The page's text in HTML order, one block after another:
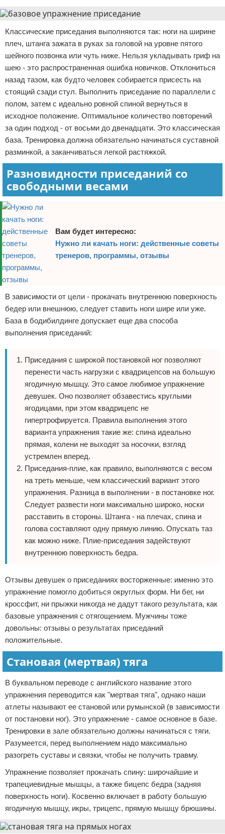
Классические приседания выполняются так: ноги на ширине
плеч, штанга зажата в руках за головой на уровне пятого
шейного позвонка или чуть ниже. Нельзя укладывать гриф на
шею - это распространенная ошибка новичков. Отклониться
назад тазом, как будто человек собирается присесть на
стоящий сзади стул. Выполнить приседание по параллели с
полом, затем с идеально ровной спиной вернуться в
исходное положение. Оптимальное количество повторений
за один подход - от восьми до двенадцати. Это классическая
база. Тренировка должна обязательно начинаться суставной
разминкой, а заканчиваться легкой растяжкой.
Разновидности приседаний со
свободными весами
Вам будет интересно:
Нужно ли качать ноги: действенные советы
тренеров, программы, отзывы
В зависимости от цели - прокачать внутреннюю поверхность
бедер или внешнюю, следует ставить ноги шире или уже.
База в бодибилдинге допускает еще два способа
выполнения приседаний:
Приседания с широкой постановкой ног позволяют
перенести часть нагрузки с квадрицепсов на большую
ягодичную мышцу. Это самое любимое упражнение
девушек. Оно позволяет обзавестись круглыми
ягодицами, при этом квадрицепс не
гипертрофируется. Правила выполнения этого
варианта упражнения такие же: спина идеально
прямая, колени не выходят за носочки, взгляд
устремлен вперед.
Приседания-плие, как правило, выполняются с весом
на треть меньше, чем классический вариант этого
упражнения. Разница в выполнении - в постановке ног.
Следует развести ноги максимально широко, носки
расставить в стороны. Штанга - на плечах, спина и
голова составляют одну прямую линию. Опускать таз
как можно ниже. Плие-приседания задействуют
внутреннюю поверхность бедра.
Отзывы девушек о приседаниях восторженные: именно это
упражнение помогло добиться округлых форм. Ни бег, ни
кроссфит, ни прыжки никогда не дадут такого результата, как
базовые упражнения с отягощением. Мужчины тоже
довольны: отзывы о результатах приседаний
положительные.
Становая (мертвая) тяга
В буквальном переводе с английского название этого
упражнения переводится как "мертвая тяга", однако наши
атлеты называют ее становой или румынской (в зависимости
от постановки ног). Это упражнение - самое основное в базе.
Тренировки в зале обязательно должны начинаться с тяги.
Разумеется, перед выполнением надо максимально
разогреть суставы и связки, чтобы не получить травму.
Упражнение позволяет прокачать спину: широчайшие и
трапециевидные мышцы, а также бицепс бедра (задняя
поверхность ноги). Косвенно включает в работу большую
ягодичную мышцу, икры, трицепс, прямую мышцу брюшины.